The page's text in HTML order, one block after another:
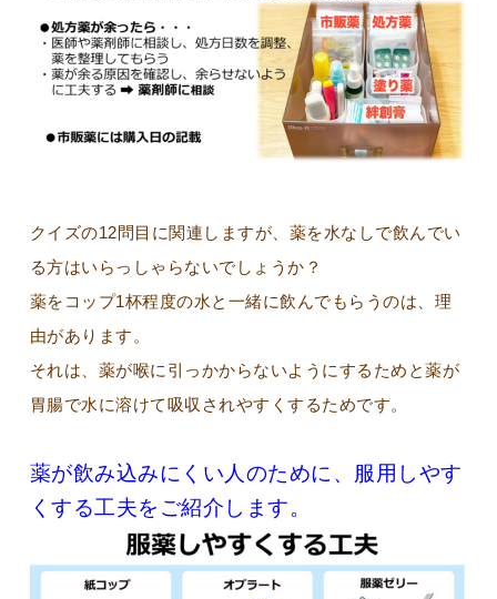
クイズの12問目に関連しますが、薬を水なしで飲んでい
る方はいらっしゃらないでしょうか？
薬をコップ1杯程度の水と一緒に飲んでもらうのは、理
由があります。
それは、薬が喉に引っかからないようにするためと薬が
胃腸で水に溶けて吸収されやすくするためです。
薬が飲み込みにくい人のために、服用しやす
くする工夫をご紹介します。